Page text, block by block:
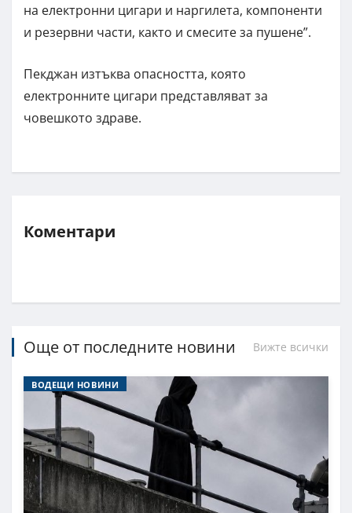
на електронни цигари и наргилета, компоненти
и резервни части, както и смесите за пушене”.
Пекджан изтъква опасността, която
електронните цигари представляват за
човешкото здраве.
Коментари
Още от последните новини Вижте всички
ВОДЕЩИ НОВИНИ